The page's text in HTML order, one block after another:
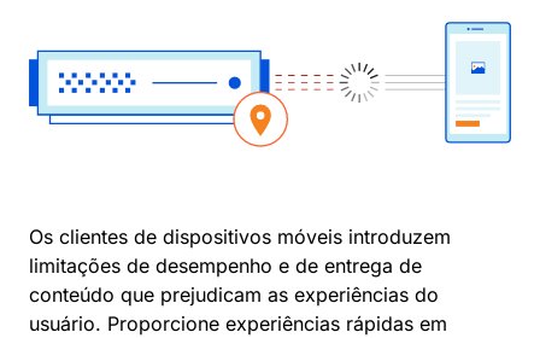
Os clientes de dispositivos móveis introduzem
limitações de desempenho e de entrega de
conteúdo que prejudicam as experiências do
usuário. Proporcione experiências rápidas em